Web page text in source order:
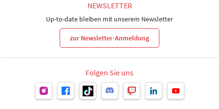
NEWSLETTER
Up-to-date bleiben mit unserem Newsletter
zur Newsletter-Anmeldung
Folgen Sie uns